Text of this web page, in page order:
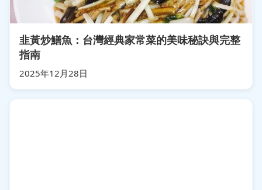
韭黃炒鱔魚：台灣經典家常菜的美味秘訣與完整
指南
2025年12月28日